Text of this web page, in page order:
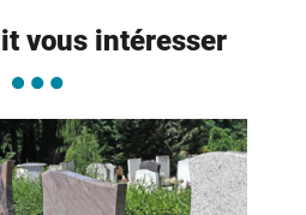
vous intéresser